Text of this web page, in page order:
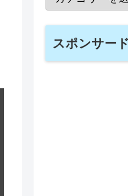
スポンサー